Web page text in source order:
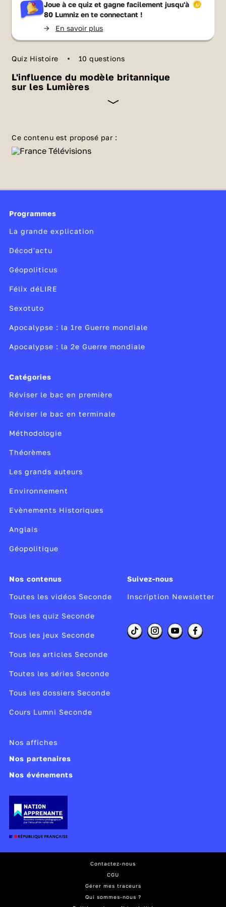
Joue à ce quiz et gagne facilement jusqu'à
80 Lumniz en te connectant !
-> En savoir plus
Quiz Histoire 10 questions
L'influence du modèle britannique
sur les Lumières
Britanniques ont mis en place un régime
politique original. As-tu bien compris en quoi
dans quelle mesure il influence les
quiz.
Ce contenu est proposé par :
Programmes
La grande explication
Décod'actu
Géopoliticus
Félix déLIRE
Sexotuto
Apocalypse : la 1re Guerre mondiale
Apocalypse : la 2e Guerre mondiale
Catégories
Réviser le bac en première
Réviser le bac en terminale
Méthodologie
Théorèmes
Les grands auteurs
Environnement
Evènements Historiques
Anglais
Géopolitique
Nos contenus
Toutes les vidéos Seconde
Tous les quiz Seconde
Tous les jeux Seconde
Tous les articles Seconde
Toutes les séries Seconde
Tous les dossiers Seconde
Cours Lumni Seconde
Suivez-nous
Inscription Newsletter
Nos affiches
Nos partenaires
Nos événements
Contactez-nous
CGU
Gérer mes traceurs
Qui sommes-nous ?